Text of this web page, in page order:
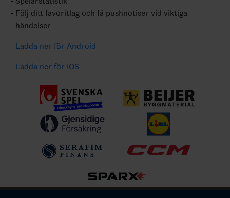
Följ ditt favoritlag och få pushnotiser vid viktiga
händelser
Ladda ner för Android
Ladda ner för IOS